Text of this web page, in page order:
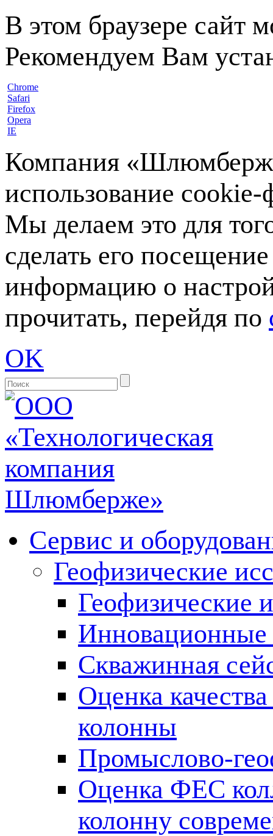
В этом браузере сайт
Рекомендуем Вам
Chrome
Safari
Firefox
Opera
IE
Компания
использование
Мы делаем это для
сделать его
информацию о
прочитать, перейдя по
OK
Сервис и
Геофизические
Геофизические
Инновационные
Скважинная
Оценка
колонны
Промыслово-
Оценка ФЕС
колонну